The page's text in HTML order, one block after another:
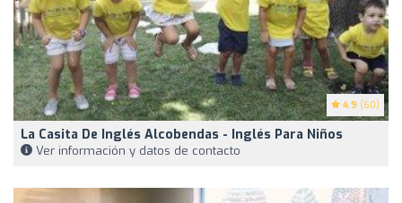
4.9 (60)
La Casita De Inglés Alcobendas - Inglés Para Niños
Ver información y datos de contacto